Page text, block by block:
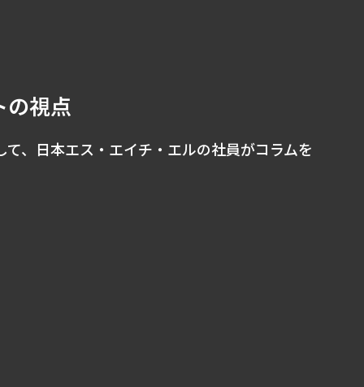
の視点
、日本エス・エイチ・エルの社員がコラムを